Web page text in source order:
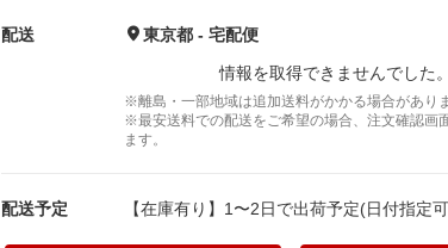
配送
東京都 - 宅配便
情報を取得できませんでした
※離島・一部地域は追加送料がかかる場合がありま
※最安送料での配送をご希望の場合、注文確認画
ます。
配送予定 【在庫有り】1〜2日で出荷予定(日付指定